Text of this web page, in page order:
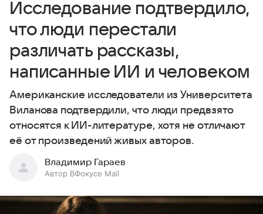
Исследование подтвердило,
что люди перестали
различать рассказы,
написанные ИИ и человеком
Американские исследователи из Университета
Виланова подтвердили, что люди предвзято
относятся к ИИ-литературе, хотя не отличают
её от произведений живых авторов.
Владимир Гараев
Автор ВФокусе Mail